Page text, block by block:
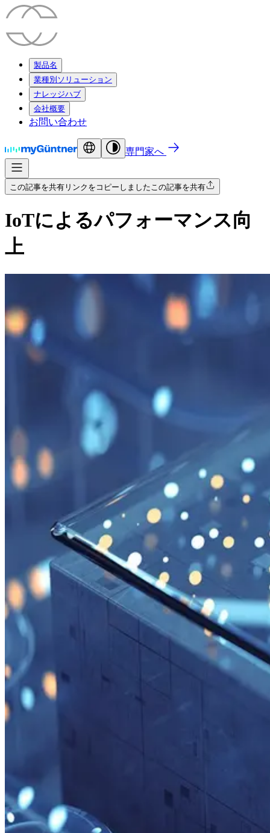
製品名
業種別ソリューション
ナレッジハブ
会社概要
お問い合わせ
専門家へ
この記事を共有 リンクをコピーしましたこの記事を共有
IoTによるパフォーマンス向
上